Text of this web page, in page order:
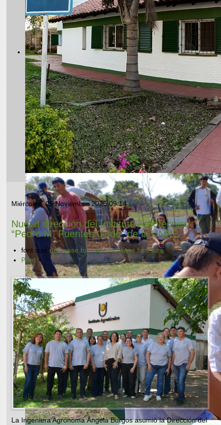
Miércoles, 05 Noviembre 2025 09:14
Nueva dirección del Instituto Agrotécnico
“Pedro M. Fuentes Godo” de la UNNE
font size decrease font size increase font size
Print
La Ingeniera Agrónoma Ángela Burgos asumió la Dirección del